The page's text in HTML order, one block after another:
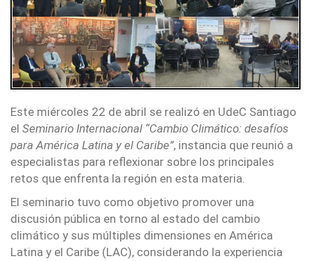
Este miércoles 22 de abril se realizó en UdeC Santiago
el Seminario Internacional “Cambio Climático: desafíos
para América Latina y el Caribe”, instancia que reunió a
especialistas para reflexionar sobre los principales
retos que enfrenta la región en esta materia.
El seminario tuvo como objetivo promover una
discusión pública en torno al estado del cambio
climático y sus múltiples dimensiones en América
Latina y el Caribe (LAC), considerando la experiencia